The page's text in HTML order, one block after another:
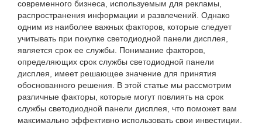
современного бизнеса, используемым для рекламы,
распространения информации и развлечений. Однако
одним из наиболее важных факторов, которые следует
учитывать при покупке светодиодной панели дисплея,
является срок ее службы. Понимание факторов,
определяющих срок службы светодиодной панели
дисплея, имеет решающее значение для принятия
обоснованного решения. В этой статье мы рассмотрим
различные факторы, которые могут повлиять на срок
службы светодиодной панели дисплея, что поможет вам
максимально эффективно использовать свои инвестиции.